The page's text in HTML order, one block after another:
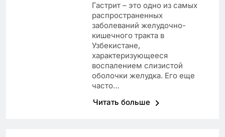
Гастрит – это одно из самых
распространенных
заболеваний желудочно-
кишечного тракта в
Узбекистане,
характеризующееся
воспалением слизистой
оболочки желудка. Его еще
часто…
Читать больше